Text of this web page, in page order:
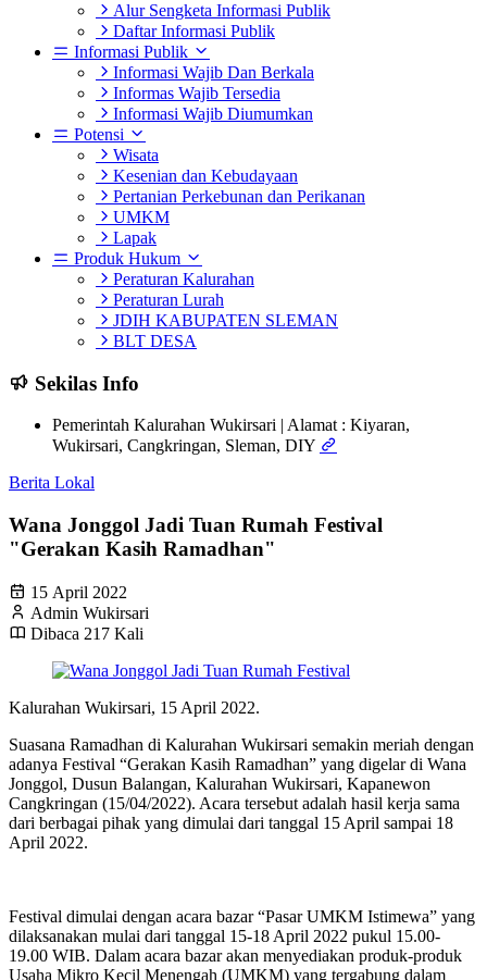
Alur Sengketa Informasi Publik
Daftar Informasi Publik
Informasi Publik
Informasi Wajib Dan Berkala
Informas Wajib Tersedia
Informasi Wajib Diumumkan
Potensi
Wisata
Kesenian dan Kebudayaan
Pertanian Perkebunan dan Perikanan
UMKM
Lapak
Produk Hukum
Peraturan Kalurahan
Peraturan Lurah
JDIH KABUPATEN SLEMAN
BLT DESA
Sekilas Info
Pemerintah Kalurahan Wukirsari | Alamat : Kiyaran,
Wukirsari, Cangkringan, Sleman, DIY
Berita Lokal
Wana Jonggol Jadi Tuan Rumah Festival
"Gerakan Kasih Ramadhan"
15 April 2022
Admin Wukirsari
Dibaca 217 Kali
Kalurahan Wukirsari, 15 April 2022.
Suasana Ramadhan di Kalurahan Wukirsari semakin meriah dengan
adanya Festival “Gerakan Kasih Ramadhan” yang digelar di Wana
Jonggol, Dusun Balangan, Kalurahan Wukirsari, Kapanewon
Cangkringan (15/04/2022). Acara tersebut adalah hasil kerja sama
dari berbagai pihak yang dimulai dari tanggal 15 April sampai 18
April 2022.
Festival dimulai dengan acara bazar “Pasar UMKM Istimewa” yang
dilaksanakan mulai dari tanggal 15-18 April 2022 pukul 15.00-
19.00 WIB. Dalam acara bazar akan menyediakan produk-produk
Usaha Mikro Kecil Menengah (UMKM) yang tergabung dalam